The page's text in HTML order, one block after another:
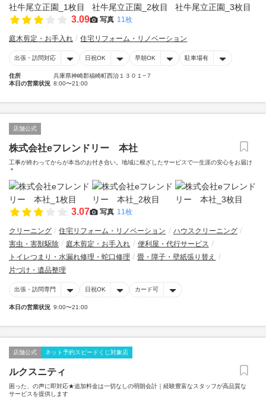
3.09 写真 11枚
庭木剪定・お手入れ 住宅リフォーム・リノベーション
出張・訪問対応 日祝OK 早朝OK 駐車場有
住所
兵庫県神崎郡福崎町西治１３０１−７
本日の営業状況 8:00〜21:00
店舗公式
株式会社eフレンドリー 本社
工事が終わってからが本当のお付き合い。地域に根ざしたサービスで一生涯の安心をお届け
＊
3.07 写真 11枚
クリーニング 住宅リフォーム・リノベーション
ハウスクリーニング
害虫・害獣駆除
庭木剪定・お手入れ
便利屋・代行サービス
トイレつまり・水漏れ修理・蛇口修理
畳・障子・壁紙張り替え
片づけ・遺品整理
出張・訪問専門 日祝OK カード可
本日の営業状況 9:00〜21:00
店舗公式 ネット予約スピードくじ対象店
ルクスニティ
困った、の声に即対応★追加料金は一切なしの明朗会計｜経験豊富なスタッフが高品質な
サービスを提供します